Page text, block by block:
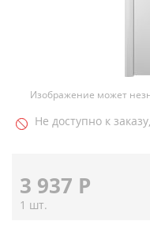
Изображение может
Не доступно к
3 937 Р
1 шт.